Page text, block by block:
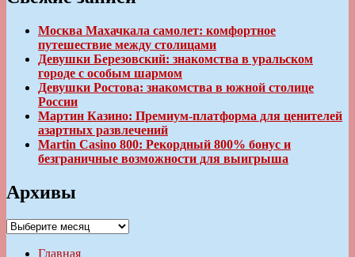
Москва Махачкала самолет: комфортное
путешествие между столицами
Девушки Березовский: знакомства в уральском
городе с особым шармом
Девушки Ростова: знакомства в южной столице
России
Мартин Казино: Премиум-платформа для ценителей
азартных развлечений
Martin Casino 800: Рекордный 800% бонус и
безграничные возможности для выигрыша
Архивы
Архивы
Главная